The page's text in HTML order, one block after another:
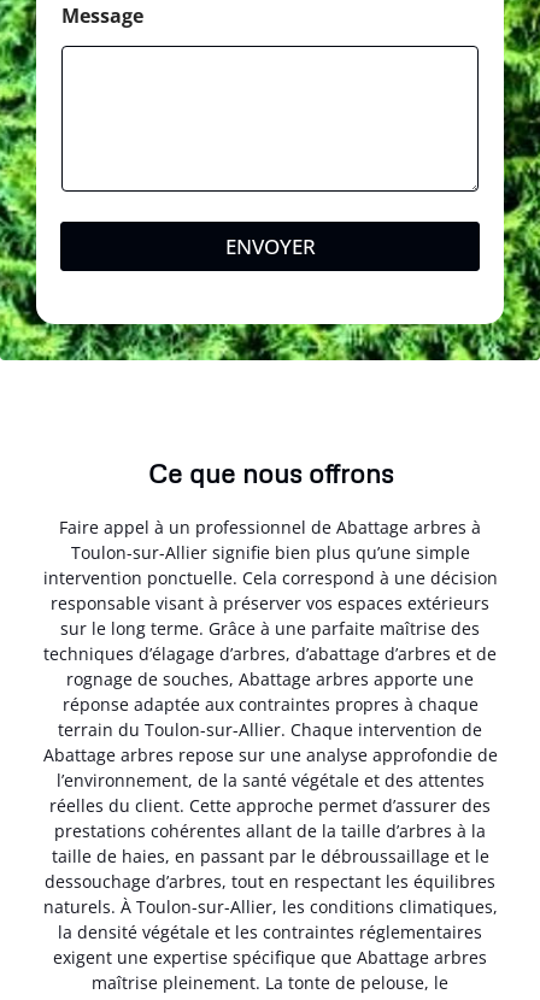
Message
ENVOYER
Ce que nous offrons
Faire appel à un professionnel de Abattage arbres à
Toulon-sur-Allier signifie bien plus qu’une simple
intervention ponctuelle. Cela correspond à une décision
responsable visant à préserver vos espaces extérieurs
sur le long terme. Grâce à une parfaite maîtrise des
techniques d’élagage d’arbres, d’abattage d’arbres et de
rognage de souches, Abattage arbres apporte une
réponse adaptée aux contraintes propres à chaque
terrain du Toulon-sur-Allier. Chaque intervention de
Abattage arbres repose sur une analyse approfondie de
l’environnement, de la santé végétale et des attentes
réelles du client. Cette approche permet d’assurer des
prestations cohérentes allant de la taille d’arbres à la
taille de haies, en passant par le débroussaillage et le
dessouchage d’arbres, tout en respectant les équilibres
naturels. À Toulon-sur-Allier, les conditions climatiques,
la densité végétale et les contraintes réglementaires
exigent une expertise spécifique que Abattage arbres
maîtrise pleinement. La tonte de pelouse, le